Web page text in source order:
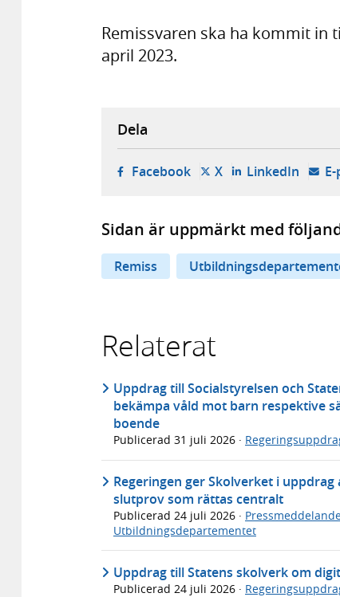
Remissvaren ska ha kommit in
april 2023.
Dela
Facebook- öppnas i ny flik, extern
X- öppnas i ny flik,
LinkedIn-
Sidan är uppmärkt med
Remiss
Relaterat
Uppdrag till Socialstyrelsen och
bekämpa våld mot barn respektive
boende
Publicerad 31 juli 2026 ·
Regeringen ger Skolverket i
slutprov som rättas centralt
Publicerad 24 juli 2026 ·
Utbildningsdepartementet
Uppdrag till Statens skolverk om
Publicerad 24 juli 2026 ·